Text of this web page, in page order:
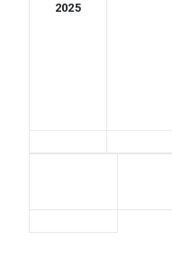
2025